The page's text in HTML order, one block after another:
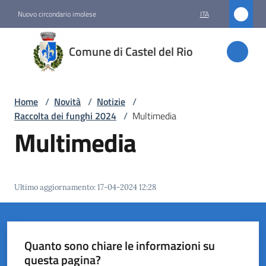
Nuovo circondario imolese ITA
Comune di Castel del Rio
Comune
di
Castel
Amministrazione
Menu selezionato
Servizi
Vivere
Home / Novità / Notizie /
Raccolta dei funghi 2024 / Multimedia
Multimedia
Ultimo aggiornamento:17-04-2024 12:28
Quanto sono chiare le informazioni su
questa pagina?